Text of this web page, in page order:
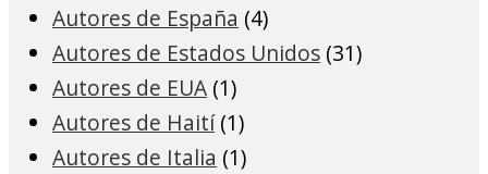
Autores de España (4)
Autores de Estados Unidos (31)
Autores de EUA (1)
Autores de Haití (1)
Autores de Italia (1)